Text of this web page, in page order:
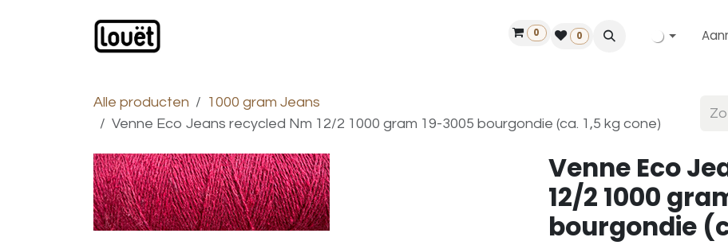
Vind een dealer
0 0
Alle producten
1000 gram Jeans
Venne Eco Jeans recycled Nm 12/2 1000 gram 19-3005 bourgondie (ca. 1,5 kg cone)
Venne Eco
12/2 1000
bourgondie